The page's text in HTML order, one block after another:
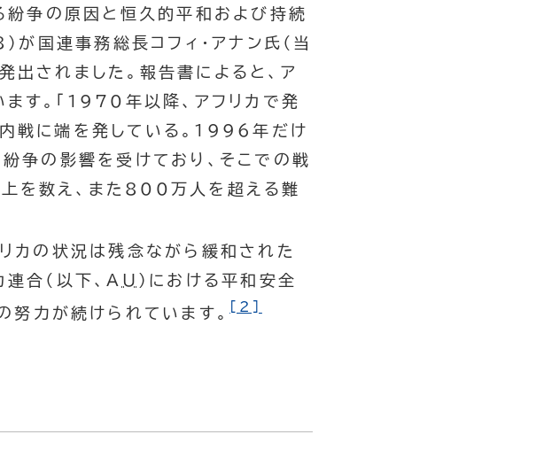
争の原因と恒久的平和および持続
国連事務総長コフィ・アナン氏（当
出されました。報告書によると、ア
す。「1970年以降、アフリカで発
戦に端を発している。1996年だけ
争の影響を受けており、そこでの戦
を数え、また800万人を超える難
カの状況は残念ながら緩和された
合（以下、 AU ）における平和安全
努力が続けられています。[2]